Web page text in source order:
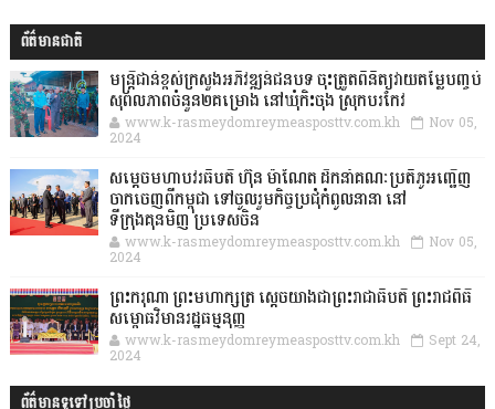
ព័ត៌មានជាតិ
មន្ត្រីជាន់ខ្ពស់ក្រសួងអភិវឌ្ឍន៍ជនបទ ចុះត្រួតពិនិត្យវាយតម្លៃបញ្ចប់
សុពលភាពចំនួន២គម្រោង នៅឃុំកិះចុង ស្រុកបរកែវ
www.k-rasmeydomreymeasposttv.com.kh Nov 05,
2024
សម្តេចមហាបវរធិបតី ហ៊ុន ម៉ាណែត ដឹកនាំគណៈប្រតិភូអញ្ជើញ
ចាកចេញពីកម្ពុជា ទៅចូលរួមកិច្ចប្រជុំកំពូលនានា នៅ
ទីក្រុងគុនមិញ ប្រទេសចិន
www.k-rasmeydomreymeasposttv.com.kh Nov 05,
2024
ព្រះករុណា ព្រះមហាក្សត្រ ស្តេចយាងជាព្រះរាជាធិបតី ព្រះរាជពិធី
សម្ពោធវិមានរដ្ឋធម្មនុញ្ញ
www.k-rasmeydomreymeasposttv.com.kh Sept 24,
2024
ព័ត៌មានទូទៅប្រចាំថ្ងៃ